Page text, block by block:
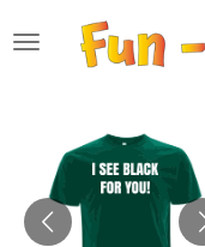
Hauptinhalt